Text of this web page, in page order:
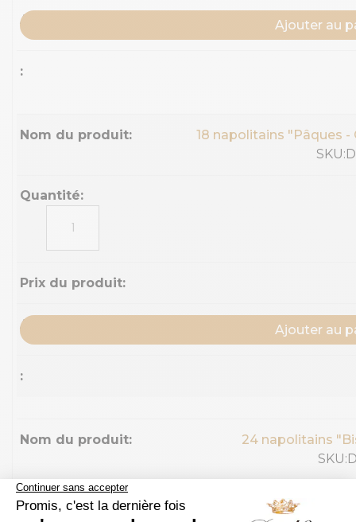
Ajouter au
18 napolitains "Pâques -
18
"Pâques
Ajouter au
24 napolitains